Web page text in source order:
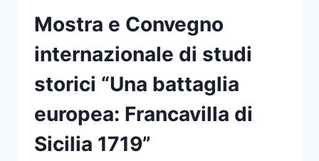
Mostra e Convegno
internazionale di studi
storici “Una battaglia
europea: Francavilla di
Sicilia 1719”